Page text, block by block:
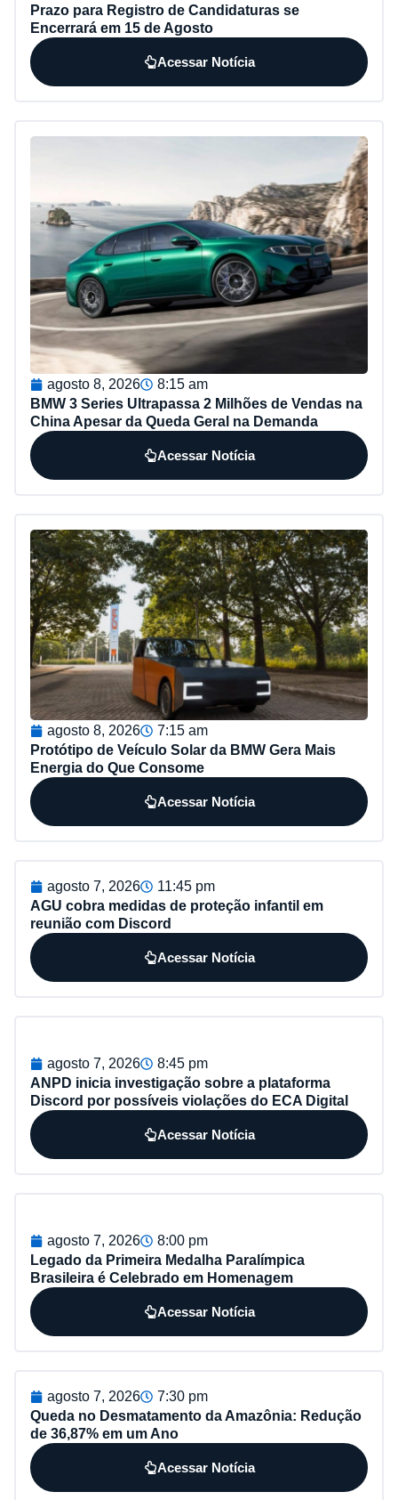
Prazo para Registro de Candidaturas se
Encerrará em 15 de Agosto
Acessar Notícia
agosto 8, 2026
8:15 am
BMW 3 Series Ultrapassa 2 Milhões de Vendas na
China Apesar da Queda Geral na Demanda
Acessar Notícia
agosto 8, 2026
7:15 am
Protótipo de Veículo Solar da BMW Gera Mais
Energia do Que Consome
Acessar Notícia
agosto 7, 2026
11:45 pm
AGU cobra medidas de proteção infantil em
reunião com Discord
Acessar Notícia
agosto 7, 2026
8:45 pm
ANPD inicia investigação sobre a plataforma
Discord por possíveis violações do ECA Digital
Acessar Notícia
agosto 7, 2026
8:00 pm
Legado da Primeira Medalha Paralímpica
Brasileira é Celebrado em Homenagem
Acessar Notícia
agosto 7, 2026
7:30 pm
Queda no Desmatamento da Amazônia: Redução
de 36,87% em um Ano
Acessar Notícia